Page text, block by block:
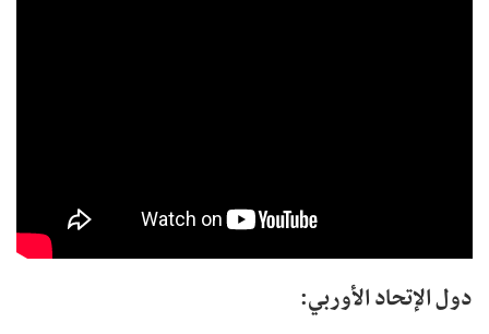
دول الإتحاد الأوربي: